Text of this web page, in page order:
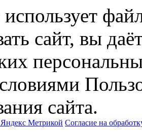
использует
сайт, вы
сайта.
Яндекс Метрикой Согласие на